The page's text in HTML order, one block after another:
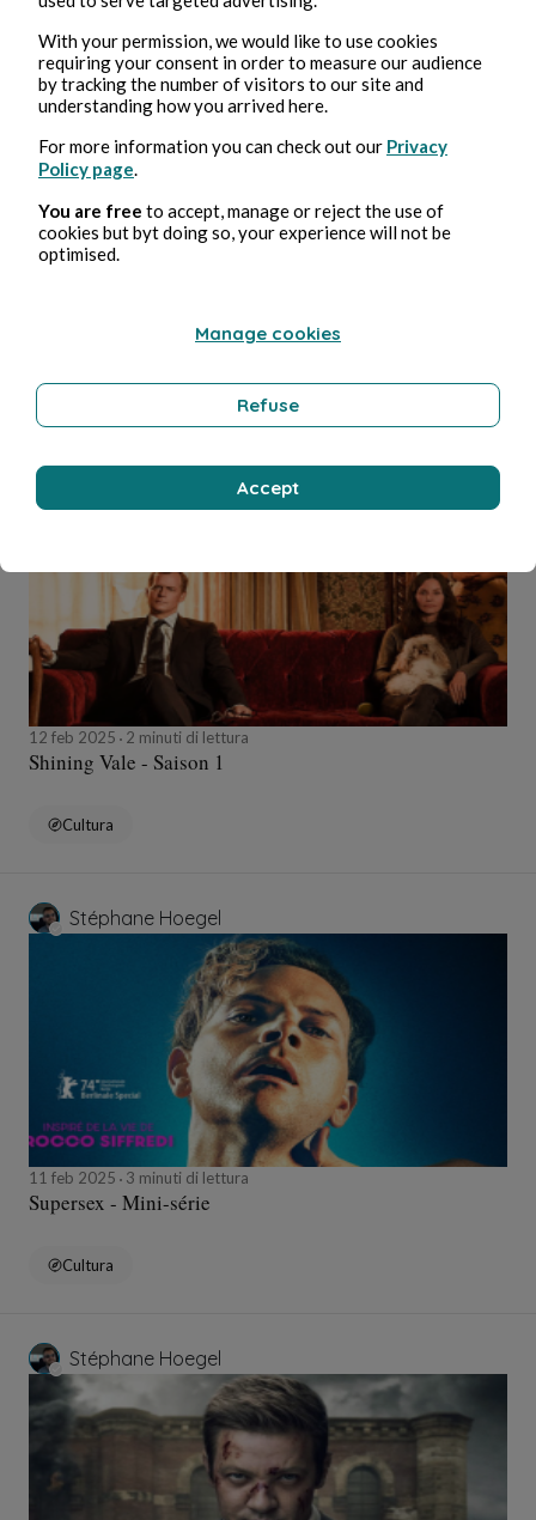
Stéphane Hoegel
Foundation - Saison 2
Cultura
12 feb 2025 2 minuti di lettura
Shining Vale - Saison 1
Cultura
Stéphane Hoegel
11 feb 2025 3 minuti di lettura
Supersex - Mini-série
Cultura
Stéphane Hoegel
With your permission, we would like to use cookies
requiring your consent in order to measure our audience
by tracking the number of visitors to our site and
understanding how you arrived here.
For more information you can check out our Privacy
Policy page
You are free to accept, manage or reject the use of
cookies but byt doing so, your experience will not be
optimised.
Manage cookies
Refuse
Accept